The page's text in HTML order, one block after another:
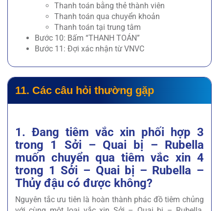
Thanh toán bằng thẻ thành viên
Thanh toán qua chuyển khoản
Thanh toán tại trung tâm
Bước 10: Bấm “THANH TOÁN”
Bước 11: Đợi xác nhận từ VNVC
11. Các câu hỏi thường gặp
1. Đang tiêm vắc xin phối hợp 3
trong 1 Sởi – Quai bị – Rubella
muốn chuyển qua tiêm vắc xin 4
trong 1 Sởi – Quai bị – Rubella –
Thủy đậu có được không?
Nguyên tắc ưu tiên là hoàn thành phác đồ tiêm chủng